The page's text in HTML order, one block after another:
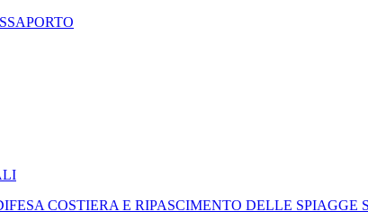
COSTIERA E RIPASCIMENTO DELLE